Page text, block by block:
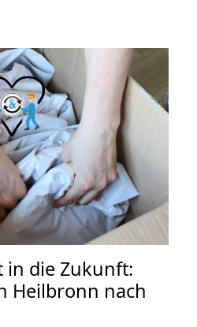
in die Zukunft:
Heilbronn nach